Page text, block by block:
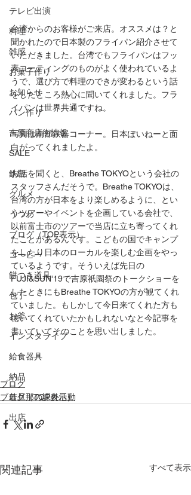
テレビ出演
料理
雑感
お菓子作り
お知らせ
パン作り
吉原商店街情報
SALE
鉄瓶
グルメ
うつわ
ブログ（TOP表示）
コーヒー
餅つき道具
包丁
お釜
インスタライブ
給食器具
納品
若旦那の課外活動
出店
台湾からのお客様がご来店。オススメは？と
聞かれたので日本製のフライパン紹介させて
いただきました。台湾でもフライパンはフッ
素コーティングのものがよく使われているよ
うで、選び方で料理のできが変わるという話
をしたところ熱心に聞いてくれました。フラ
イパンは世界共通ですね。
写真は南部鉄器コーナー。日本ぽいねーと面
白がってくれましたよ。
お話を聞くと、Breathe TOKYOという会社の
スタッフさんだそうで。Breathe TOKYOは、
台湾の方が日本をより楽しめるように、とい
うツアーやイベントを企画している会社で、
以前富士市のツアーで当店に立ち寄ってくれ
たことがあるんです。こどもの国でキャンプ
をしたり日本のローカルを楽しむ企画をやっ
ているようです。そういえば先日の
FUJI&SUN'19で吉原祇園祭のトークショーを
したときにもBreathe TOKYOの方が観てくれ
ていました。もしかして今日来てくれた方も
聴いてくれていたかもしれないなと今記事を
書いていてそのことを思い出しました。
ブログ
ブログ（TOP表示）
関連記事 すべて表示